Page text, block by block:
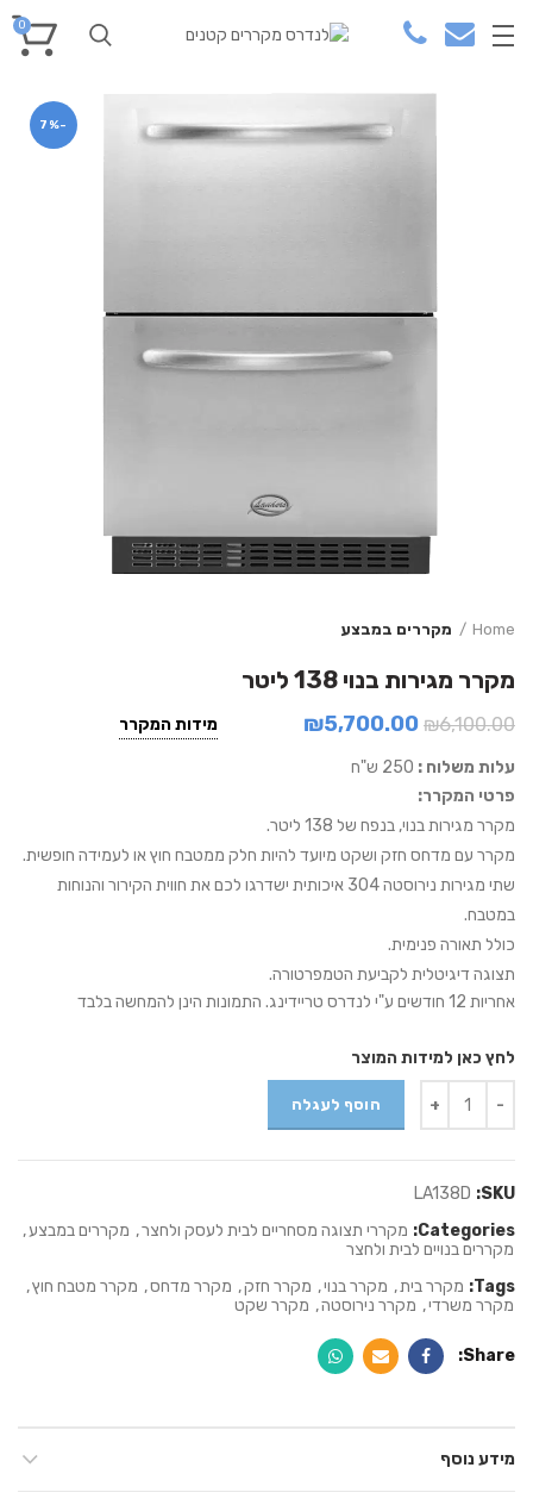
0
-7%
Home מקררים במבצע
מקרר מגירות בנוי 138 ליטר
מידות המקרר ₪6,100.00
₪5,700.00
עלות משלוח : 250 ש"ח
פרטי המקרר:
מקרר מגירות בנוי, בנפח של 138 ליטר.
מקרר עם מדחס חזק ושקט מיועד להיות חלק ממטבח חוץ או לעמידה חופשית.
שתי מגירות נירוסטה 304 איכותית ישדרגו לכם את חווית הקירור והנוחות
במטבח.
כולל תאורה פנימית.
תצוגה דיגיטלית לקביעת הטמפרטורה.
אחריות 12 חודשים ע"י לנדרס טריידינג. התמונות הינן להמחשה בלבד
לחץ כאן למידות המוצר
הוסף לעגלה
SKU:
LA138D
Categories: מקררי תצוגה מסחריים לבית לעסק ולחצר, מקררים במבצע,
מקררים בנויים לבית ולחצר
Tags: מקרר בית, מקרר בנוי, מקרר חזק, מקרר מדחס, מקרר מטבח חוץ,
מקרר משרדי, מקרר נירוסטה, מקרר שקט
Share
מידע נוסף